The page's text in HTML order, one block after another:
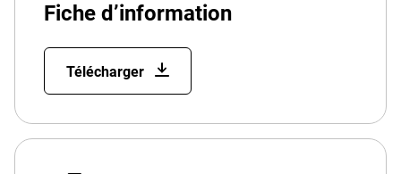
Fiche d’information
Télécharger